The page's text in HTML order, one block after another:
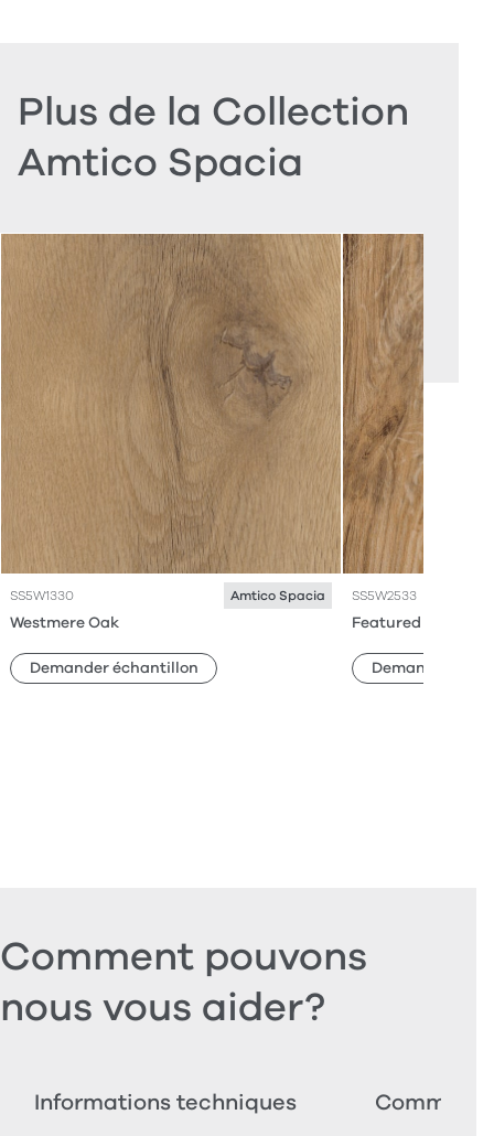
Plus de la Collection
Amtico Spacia
SS5W1330 Amtico Spacia
Westmere Oak
Demander échantillon
SS5W2533
Featured Oak
Demander
Comment pouvons
nous vous aider?
Informations techniques